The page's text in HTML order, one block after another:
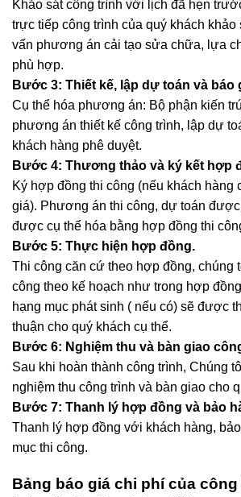
Khảo sát công trình với lịch đã hẹn
trực tiếp công trình của quý khách khảo
vấn phương án cải tạo sửa chữa, lựa
phù hợp.
Bước 3: Thiết kế, lập dự toán và báo
Cụ thể hóa phương án: Bộ phận kiến
phương án thiết kế công trình, lập dự
khách hàng phê duyệt.
Bước 4: Thương thảo và ký kết hợp
Ký hợp đồng thi công (nếu khách hàng
giá). Phương án thi công, dự toán
được cụ thể hóa bằng hợp đồng thi
Bước 5: Thực hiện hợp đồng.
Thi công căn cứ theo hợp đồng, chúng
công theo kế hoạch như trong hợp
hạng mục phát sinh ( nếu có) sẽ được
thuận cho quý khách cụ thể.
Bước 6: Nghiệm thu và bàn giao
Sau khi hoàn thành công trình, Chúng
nghiệm thu công trình và bàn giao cho
Bước 7: Thanh lý hợp đồng và bảo
Thanh lý hợp đồng với khách hàng,
mục thi công.
Bảng báo giá chi phí của